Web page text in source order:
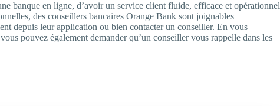
banque en ligne, d’avoir un service client fluide, efficace et opérationnel
des conseillers bancaires Orange Bank sont joignables
depuis leur application ou bien contacter un conseiller. En vous
pouvez également demander qu’un conseiller vous rappelle dans les